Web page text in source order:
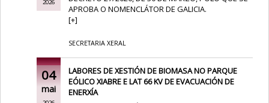
2026
APROBA O NOMENCLÁTOR DE GALICIA.
[+]
SECRETARIA XERAL
04
mai
LABORES DE XESTIÓN DE BIOMASA NO PARQUE
EÓLICO XIABRE E LAT 66 KV DE EVACUACIÓN DE
ENERXÍA